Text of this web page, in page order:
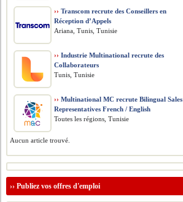
›› Transcom recrute des Conseillers en
Réception d’Appels
Ariana, Tunis, Tunisie
›› Industrie Multinational recrute des
Collaborateurs
Tunis, Tunisie
›› Multinational MC recrute Bilingual Sales
Representatives French / English
Toutes les régions, Tunisie
Aucun article trouvé.
››Publiez vos offres d'emploi